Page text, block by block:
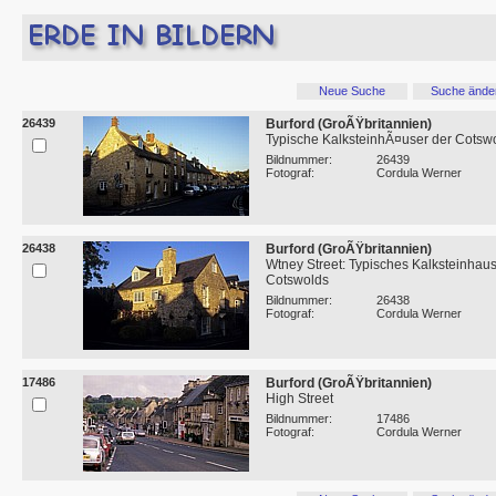
Neue Suche Suche
26439
Burford (GroÃŸbritannien)
Typische KalksteinhÃ¤user der
Bildnummer:
26439
Fotograf:
Cordula Werner
26438
Burford (GroÃŸbritannien)
Wtney Street: Typisches
Cotswolds
Bildnummer:
26438
Fotograf:
Cordula Werner
17486
Burford (GroÃŸbritannien)
High Street
Bildnummer:
17486
Fotograf:
Cordula Werner